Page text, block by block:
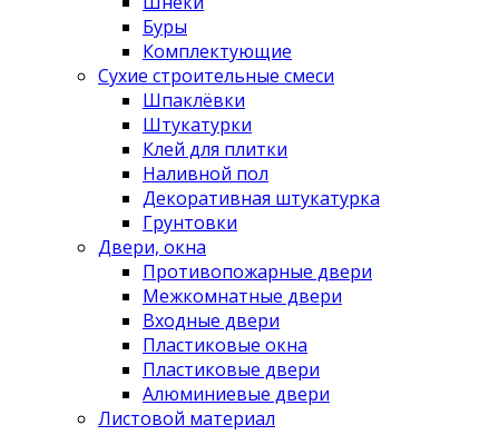
Буры
Комплектующие
Сухие строительные смеси
Шпаклёвки
Штукатурки
Клей для плитки
Наливной пол
Декоративная штукатурка
Грунтовки
Двери, окна
Противопожарные двери
Межкомнатные двери
Входные двери
Пластиковые окна
Пластиковые двери
Алюминиевые двери
Листовой материал